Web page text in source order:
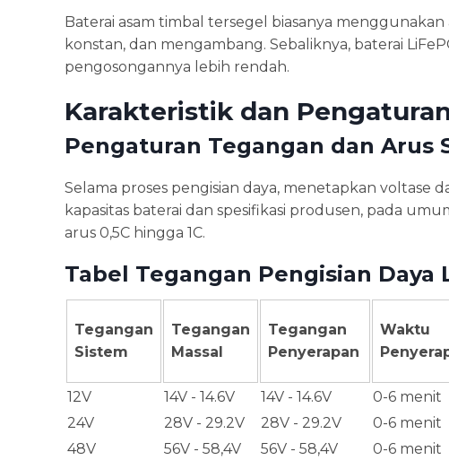
Baterai asam timbal tersegel biasanya
konstan, dan mengambang. Sebaliknya, baterai
pengosongannya lebih rendah.
Karakteristik dan
Pengaturan Tegangan dan Arus
Selama proses pengisian daya, menetapkan voltase
kapasitas baterai dan spesifikasi produsen, pada
arus 0,5C hingga 1C.
Tabel Tegangan Pengisian Daya
Tegangan
Sistem
Tegangan
Massal
Tegangan
Penyerapan
Waktu
12V
14V - 14.6V 14V - 14.6V 0-6 menit
24V
28V - 29.2V 28V - 29.2V 0-6 menit
48V
56V - 58,4V 56V - 58,4V 0-6 menit